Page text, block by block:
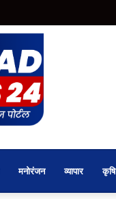
मनोरंजन व्यापार कृषि